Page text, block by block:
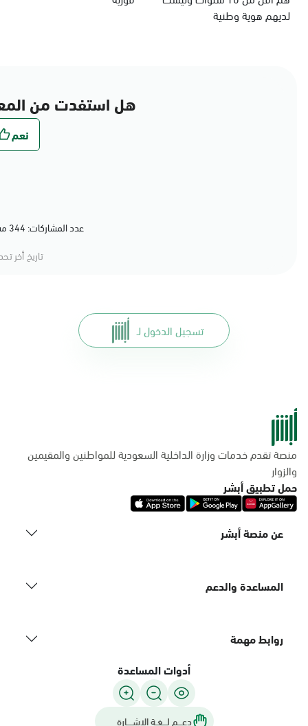
لديهم هوية وطنية
هل استفدت من
عدد المشاركات: 344 مشاركة (79%) أعجبهم المحتوى
تاريخ أخر
تسجيل الدخول لـ
منصة تقدم خدمات وزارة الداخلية السعودية للمواطنين والمقيمين
والزوار
حمل تطبيق أبشر
عن منصة أبشر
المساعدة والدعم
روابط مهمة
أدوات المساعدة
دعـــم لـــغـة الاشــــارة